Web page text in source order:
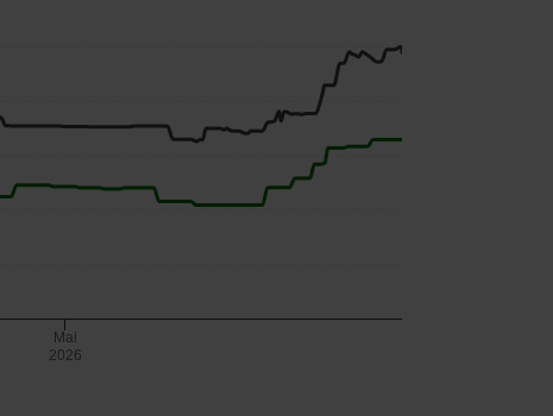
Mai
2026